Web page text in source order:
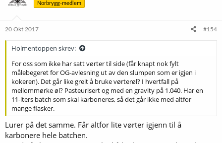
Norbrygg-medlem
20 Okt 2017 #154
Holmentoppen skrev:
For oss som ikke har satt vørter til side (får knapt nok fylt
målebegeret for OG-avlesning ut av den slumpen som er igjen i
kokeren). Det går like greit å bruke vørterøl? I hvertfall på
mellommørke øl? Pasteurisert og med en gravity på 1.040. Har en
11-lters batch som skal karboneres, så det går ikke med altfor
mange flasker.
Lurer på det samme. Får altfor lite vørter igjenn til å
karbonere hele batchen.